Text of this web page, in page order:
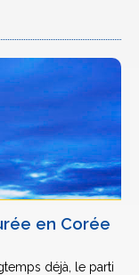
en Corée
déjà, le parti